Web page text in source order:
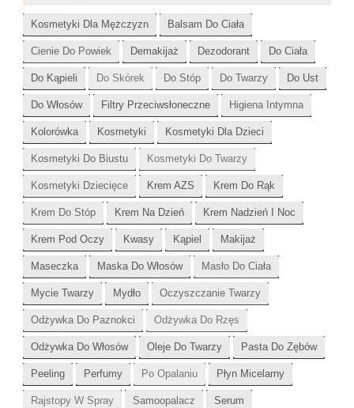
Kosmetyki Dla Mężczyzn Balsam Do Ciała
Cienie Do Powiek Demakijaż Dezodorant Do Ciała
Do Kąpieli Do Skórek Do Stóp Do Twarzy Do Ust
Do Włosów Filtry Przeciwsłoneczne Higiena Intymna
Kolorówka Kosmetyki Kosmetyki Dla Dzieci
Kosmetyki Do Biustu Kosmetyki Do Twarzy
Kosmetyki Dziecięce Krem AZS Krem Do Rąk
Krem Do Stóp Krem Na Dzień Krem Nadzień I Noc
Krem Pod Oczy Kwasy Kąpiel Makijaż
Maseczka Maska Do Włosów Masło Do Ciała
Mycie Twarzy Mydło Oczyszczanie Twarzy
Odżywka Do Paznokci Odżywka Do Rzęs
Odżywka Do Włosów Oleje Do Twarzy Pasta Do Zębów
Peeling Perfumy Po Opalaniu Płyn Micelarny
Rajstopy W Spray Samoopalacz Serum